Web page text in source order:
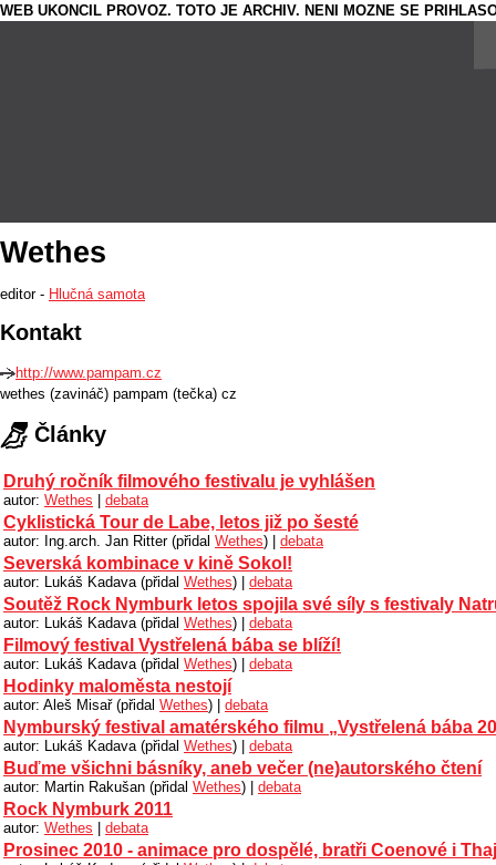
WEB UKONCIL PROVOZ. TOTO JE ARCHIV. NENI MOZNE SE
Wethes
editor - Hlučná samota
Kontakt
http://www.pampam.cz
wethes (zavináč) pampam (tečka) cz
Články
Druhý ročník filmového festivalu je vyhlášen
autor: Wethes | debata
Cyklistická Tour de Labe, letos již po šesté
autor: Ing.arch. Jan Ritter (přidal Wethes) | debata
Severská kombinace v kině Sokol!
autor: Lukáš Kadava (přidal Wethes) | debata
Soutěž Rock Nymburk letos spojila své síly s festivaly
autor: Lukáš Kadava (přidal Wethes) | debata
Filmový festival Vystřelená bába se blíží!
autor: Lukáš Kadava (přidal Wethes) | debata
Hodinky maloměsta nestojí
autor: Aleš Misař (přidal Wethes) | debata
Nymburský festival amatérského filmu „Vystřelená bába
autor: Lukáš Kadava (přidal Wethes) | debata
Buďme všichni básníky, aneb večer (ne)autorského čtení
autor: Martin Rakušan (přidal Wethes) | debata
Rock Nymburk 2011
autor: Wethes | debata
Prosinec 2010 - animace pro dospělé, bratři Coenové i